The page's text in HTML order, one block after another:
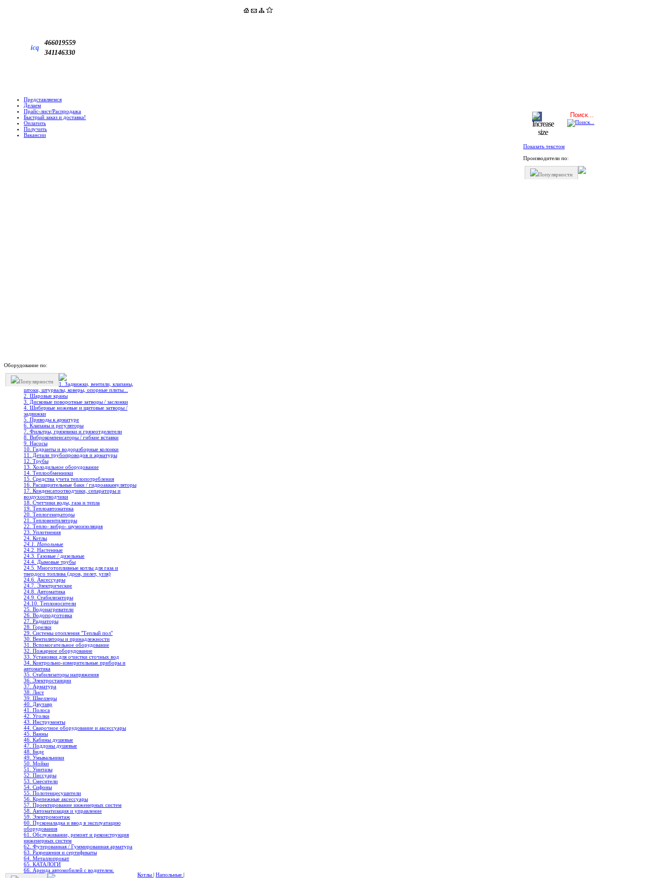
icq
466019559
341146330
Представляемся
Делаем
Прайс-лист/Распродажа
Быстрый заказ и доставка!
Оплатить
Получить
Вакансии
Оборудование по:
Популярности
1. Задвижки, вентили, клапаны,
штоки, штурвалы, коверы, опорные плиты...
2. Шаровые краны
3. Дисковые поворотные затворы / заслонки
4. Шиберные ножевые и щитовые затворы /
задвижки
5. Приводы к арматуре
6. Клапаны и регуляторы
7. Фильтры, грязевики и грязеотделители
8. Виброкомпенсаторы / гибкие вставки
9. Насосы
10. Гидранты и водоразборные колонки
11. Детали трубопроводов и арматуры
12. Трубы
13. Холодильное oборудование
14. Теплообменники
15. Средства учета теплопотребления
16. Расширительные баки / гидроаккамуляторы
17. Конденсатоотводчики, сепараторы и
воздухоотводчики
18. Счетчики воды, газа и тепла
19. Теплоавтоматика
20. Теплогенераторы
21. Тепловентиляторы
22. Тепло- вибро- шумоизоляция
23. Уплотнения
24. Котлы
24.1. Напольные
24.2. Настенные
24.3. Газовые / дизельные
24.4. Дымовые трубы
24.5. Многотопливные котлы для газа и
твердого топлива (дров, пелет, угля)
24.6. Аксессуары
24.7. Электрические
24.8. Автоматика
24.9. Стабилизаторы
24.10. Теплоносители
25. Водонагреватели
26. Водоподготовка
27. Радиаторы
28. Горелки
29. Системы отопления "Теплый пол"
30. Вентиляторы и принадлежности
31. Вспомогательное оборудование
32. Пожарное оборудование
33. Установки для очистки сточных вод
34. Контрольно-измерительные приборы и
автоматика
35. Стабилизаторы напряжения
36. Электростанции
37. Арматура
38. Лист
39. Швеллеры
40. Двутавр
41. Полоса
42. Уголки
43. Инструменты
44. Сварочное оборудование и аксессуары
45. Ванны
46. Кабины душевые
47. Поддоны душевые
48. Биде
49. Умывальники
50. Мойки
51. Унитазы
52. Писсуары
53. Смесители
54. Сифоны
55. Полотенцесушители
56. Крепежные аксессуары
57. Проектирование инженерных систем
58. Автоматизация и управление
59. Электромонтаж
60. Пусконаладка и ввод в эксплуатацию
оборудования
61. Обслуживание, ремонт и реконструкция
инженерных систем
62. Футерованная / Гуммированная арматура
63. Разрешения и сертификаты
64. Металлопрокат
65. КАТАЛОГИ
66. Аренда автомобилей с водителем.
Котлы | Напольные |
Показать текстом
Производители по:
Популярности